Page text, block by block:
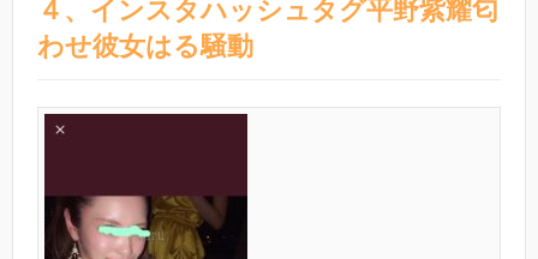
４、インスタハッシュタグ平野紫耀匂
わせ彼女はる騒動